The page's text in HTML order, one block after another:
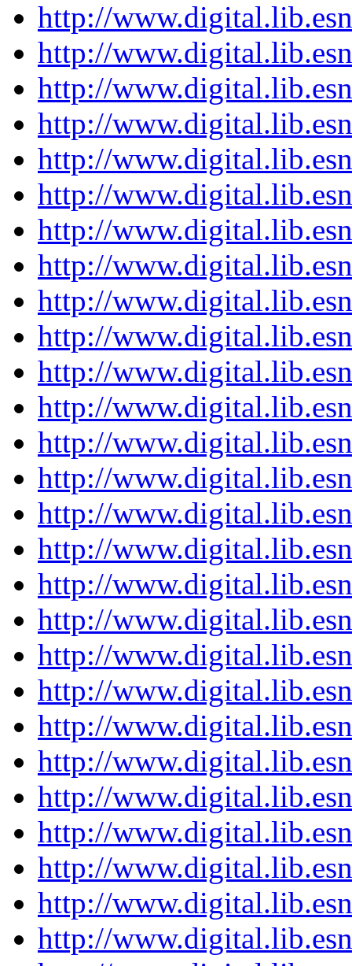
http://
http://
http://
http://
http://
http://
http://
http://
http://
http://
http://
http://
http://
http://
http://
http://
http://
http://
http://
http://
http://
http://
http://
http://
http://
http://
http://